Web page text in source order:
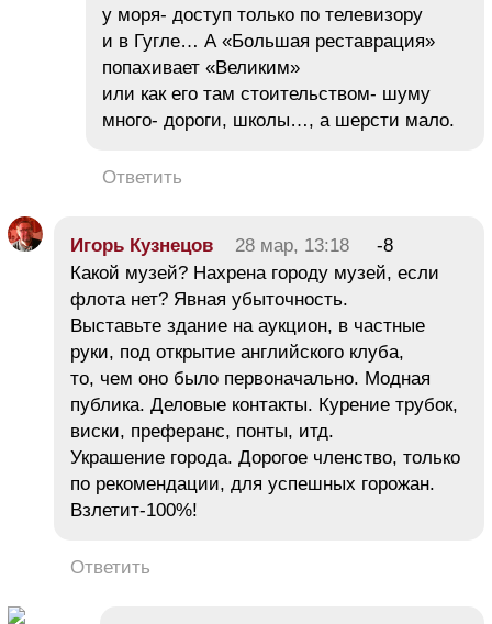
у моря- доступ только по телевизору
и в Гугле… А «Большая реставрация»
попахивает «Великим»
или как его там стоительством- шуму
много- дороги, школы…, а шерсти мало.
Ответить
Игорь Кузнецов 28 мар, 13:18
-8
Какой музей? Нахрена городу музей, если
флота нет? Явная убыточность.
Выставьте здание на аукцион, в частные
руки, под открытие английского клуба,
то, чем оно было первоначально. Модная
публика. Деловые контакты. Курение трубок,
виски, преферанс, понты, итд.
Украшение города. Дорогое членство, только
по рекомендации, для успешных горожан.
Взлетит-100%!
Ответить